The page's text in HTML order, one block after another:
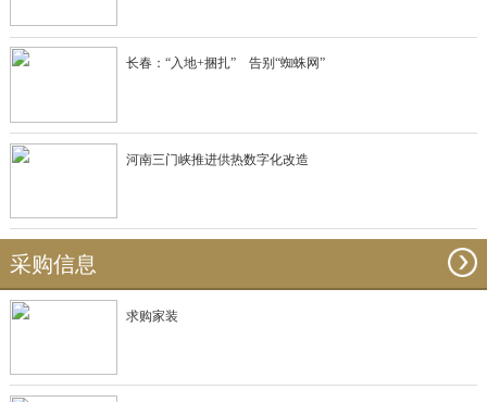
长春：“入地+捆扎” 告别“蜘蛛网”
河南三门峡推进供热数字化改造
采购信息
求购家装